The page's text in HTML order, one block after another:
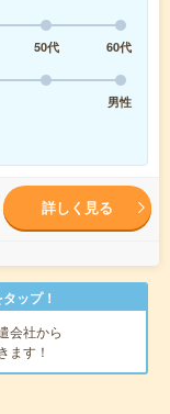
50代
60代
男性
詳しく見る
ップ！
会社から
ます！